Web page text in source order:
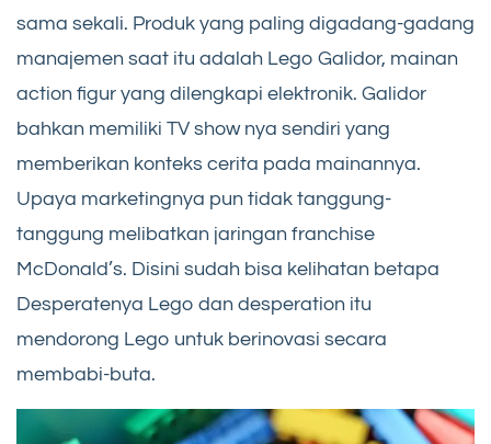
sama sekali. Produk yang paling digadang-gadang
manajemen saat itu adalah Lego Galidor, mainan
action figur yang dilengkapi elektronik. Galidor
bahkan memiliki TV show nya sendiri yang
memberikan konteks cerita pada mainannya.
Upaya marketingnya pun tidak tanggung-
tanggung melibatkan jaringan franchise
McDonald’s. Disini sudah bisa kelihatan betapa
Desperatenya Lego dan desperation itu
mendorong Lego untuk berinovasi secara
membabi-buta.